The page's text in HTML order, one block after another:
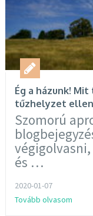
Ég a házunk!
tűzhelyzet
Szomorú
és …
2020-01-07
Tovább olvasom